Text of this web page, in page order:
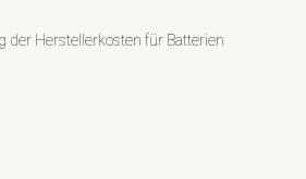
der Herstellerkosten für Batterien